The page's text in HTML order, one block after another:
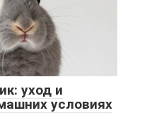
уход и
условиях